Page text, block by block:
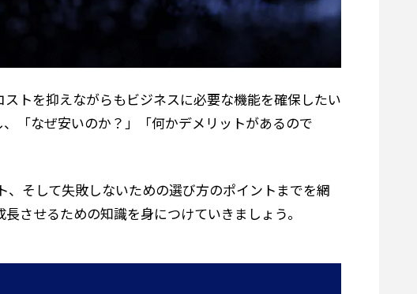
トを抑えながらもビジネスに必要な機能を確保したい
「なぜ安いのか？」「何かデメリットがあるので
そして失敗しないための選び方のポイントまでを網
させるための知識を身につけていきましょう。